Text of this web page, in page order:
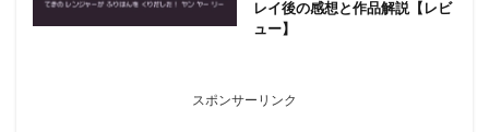
レイ後の感想と作品解説【レビ
ュー】
スポンサーリンク